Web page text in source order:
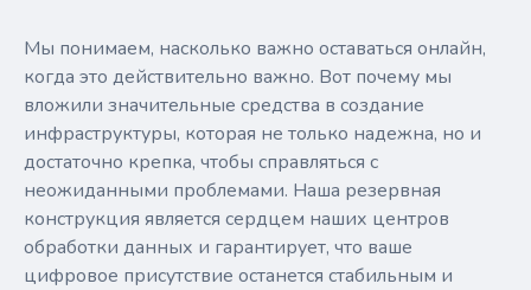
Мы понимаем, насколько важно оставаться онлайн,
когда это действительно важно. Вот почему мы
вложили значительные средства в создание
инфраструктуры, которая не только надежна, но и
достаточно крепка, чтобы справляться с
неожиданными проблемами. Наша резервная
конструкция является сердцем наших центров
обработки данных и гарантирует, что ваше
цифровое присутствие останется стабильным и